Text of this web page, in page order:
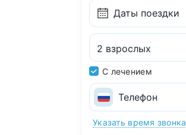
2 взрослых
С лечением
Указать время звонка